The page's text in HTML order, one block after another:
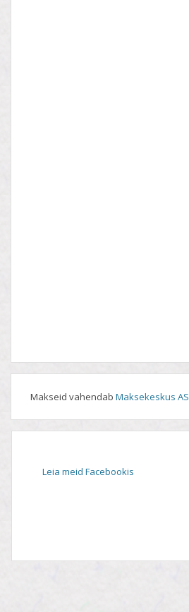
Makseid vahendab Maksekeskus AS
Leia meid Facebookis